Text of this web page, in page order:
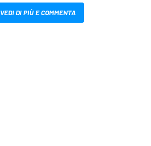
VEDI DI PIÙ E COMMENTA